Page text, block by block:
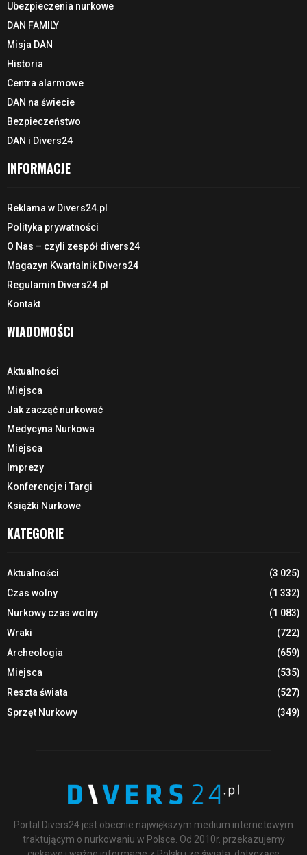
Ubezpieczenia nurkowe
DAN FAMILY
Misja DAN
Historia
Centra alarmowe
DAN na świecie
Bezpieczeństwo
DAN i Divers24
INFORMACJE
Reklama w Divers24.pl
Polityka prywatności
O Nas – czyli zespół divers24
Magazyn Kwartalnik Divers24
Regulamin Divers24.pl
Kontakt
WIADOMOŚCI
Aktualności
Miejsca
Jak zacząć nurkować
Medycyna Nurkowa
Miejsca
Imprezy
Konferencje i Targi
Książki Nurkowe
KATEGORIE
Aktualności
(3 025)
Czas wolny
(1 332)
Nurkowy czas wolny
(1 083)
Wraki
(722)
Archeologia
(659)
Miejsca
(535)
Reszta świata
(527)
Sprzęt Nurkowy
(349)
Portal Divers24 jest obecnie największym medium internetowym
traktującym o nurkowaniu w Polsce. Od 2010r. przekazujemy